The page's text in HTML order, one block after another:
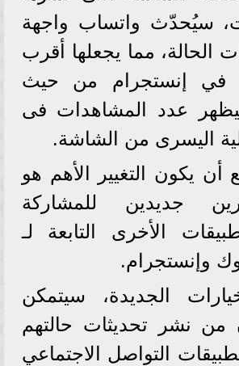
سيُحدّث واتساب واجهة
الحالة، مما يجعلها أقرب
في إنستجرام من حيث
عدد المشاهدات فى
اليسرى من الشاشة.
أن يكون التغيير الأهم هو
جديدين للمشاركة
الأخرى التابعة لـ
الجديدة، سيتمكن
من نشر تحديثات حالتهم
التواصل الاجتماعي